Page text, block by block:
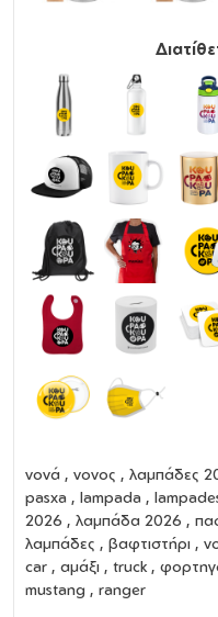
νονά , νονος , λαμπάδες
pasxa , lampada ,
2026 , λαμπάδα 2026 ,
λαμπάδες , βαφτιστήρι ,
car , αμάξι , truck ,
mustang , ranger